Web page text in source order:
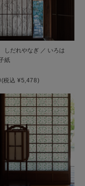
だれやなぎ ／ いろは
紙
(税込 ¥5,478)